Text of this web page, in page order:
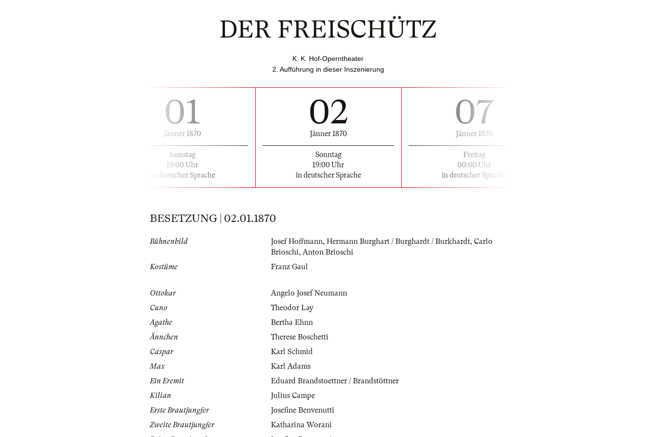
DER FREISCHÜTZ
K. K. Hof-Operntheater
2. Aufführung in dieser Inszenierung
01
Jänner 1870
Samstag
19:00 Uhr
in deutscher Sprache
02
Jänner 1870
Sonntag
19:00 Uhr
in deutscher Sprache
07
Jänner 1870
Freitag
00:00 Uhr
in deutscher Sprache
BESETZUNG | 02.01.1870
Bühnenbild Josef Hoffmann, Hermann Burghart / Burghardt / Burkhardt, Carlo
Brioschi, Anton Brioschi
Kostüme
Franz Gaul
Ottokar
Angelo Josef Neumann
Cuno
Theodor Lay
Agathe
Bertha Ehnn
Ännchen
Therese Boschetti
Caspar
Karl Schmid
Max
Karl Adams
Ein Eremit
Eduard Brandstoettner / Brandstöttner
Kilian
Julius Campe
Erste Brautjungfer
Josefine Benvenutti
Zweite Brautjungfer
Katharina Worani